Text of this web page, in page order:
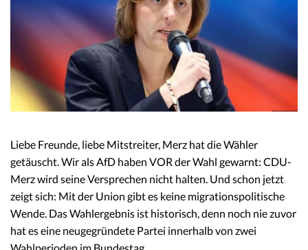
Liebe Freunde, liebe Mitstreiter, Merz hat die Wähler
getäuscht. Wir als AfD haben VOR der Wahl gewarnt: CDU-
Merz wird seine Versprechen nicht halten. Und schon jetzt
zeigt sich: Mit der Union gibt es keine migrationspolitische
Wende. Das Wahlergebnis ist historisch, denn noch nie zuvor
hat es eine neugegründete Partei innerhalb von zwei